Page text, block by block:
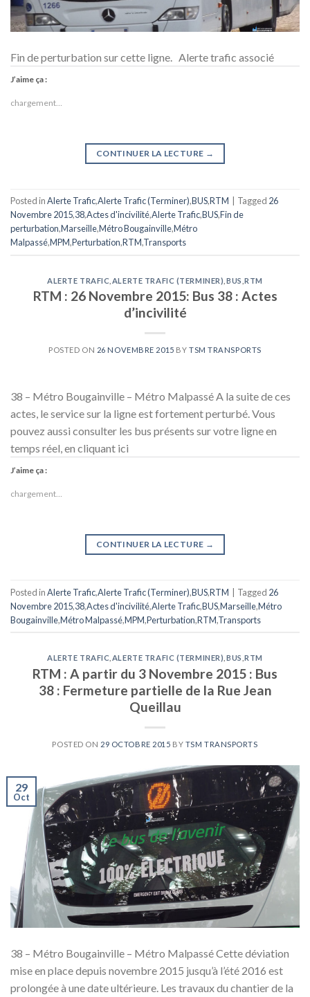
Fin de perturbation sur cette ligne. Alerte trafic associé
J’aime ça :
chargement…
CONTINUER LA LECTURE →
Posted inAlerte Trafic,Alerte Trafic (Terminer),BUS,RTM Tagged 26
Novembre 2015,38,Actes d'incivilité,Alerte Trafic,BUS,Fin de
perturbation,Marseille,Métro Bougainville,Métro
Malpassé,MPM,Perturbation,RTM,Transports
ALERTE TRAFIC ALERTE TRAFIC (TERMINER) BUS ,RTM
RTM : 26 Novembre 2015: Bus 38 : Actes
d’incivilité
POSTED ON 26 NOVEMBRE 2015 BY TSM TRANSPORTS
38 – Métro Bougainville – Métro Malpassé A la suite de ces
actes, le service sur la ligne est fortement perturbé. Vous
pouvez aussi consulter les bus présents sur votre ligne en
temps réel, en cliquant ici
J’aime ça :
chargement…
CONTINUER LA LECTURE →
Posted inAlerte Trafic,Alerte Trafic (Terminer),BUS,RTM Tagged 26
Novembre 2015,38,Actes d'incivilité,Alerte Trafic,BUS,Marseille,Métro
Bougainville,Métro Malpassé,MPM,Perturbation,RTM,Transports
ALERTE TRAFIC ALERTE TRAFIC (TERMINER) BUS ,RTM
RTM : A partir du 3 Novembre 2015 : Bus
38 : Fermeture partielle de la Rue Jean
Queillau
POSTED ON 29 OCTOBRE 2015 BY TSM TRANSPORTS
29
Oct
38 – Métro Bougainville – Métro Malpassé Cette déviation
mise en place depuis novembre 2015 jusqu’à l’été 2016 est
prolongée à une date ultérieure. Les travaux du chantier de la